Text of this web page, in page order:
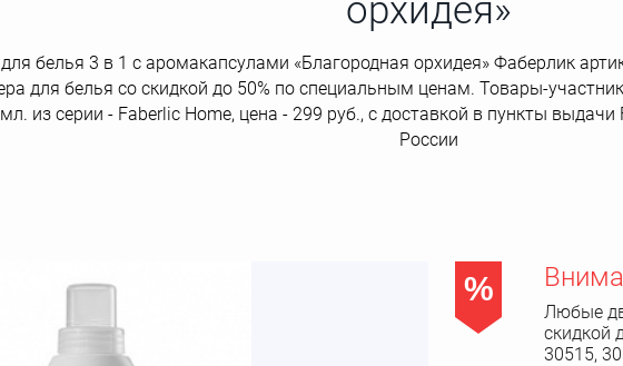
орхидея»
белья 3 в 1 с аромакапсулами «Благородная орхидея» Фаберлик
для белья со скидкой до 50% по специальным ценам. Товары-
из серии - Faberlic Home, цена - 299 руб., с доставкой в пункты
России
%
Любые
скидкой
30515,